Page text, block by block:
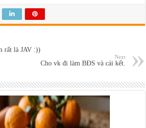
rất là JAV :))
Next
Cho vk đi làm BĐS và cái kết.